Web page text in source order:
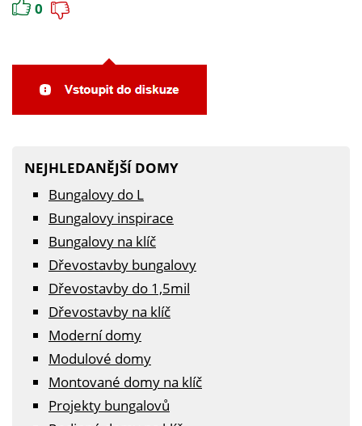
0
NEJHLEDANĚJŠÍ DOMY
Bungalovy do L
Bungalovy inspirace
Bungalovy na klíč
Dřevostavby bungalovy
Dřevostavby do 1,5mil
Dřevostavby na klíč
Moderní domy
Modulové domy
Montované domy na klíč
Projekty bungalovů